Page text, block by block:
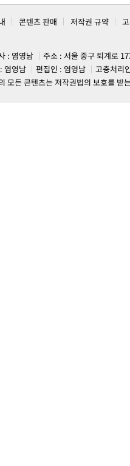
콘텐츠 판매 저작권 규약
: 염영남
주소 : 서울 중구 퇴계로
염영남
편집인 : 염영남
고충처리
모든 콘텐츠는 저작권법의 보호를